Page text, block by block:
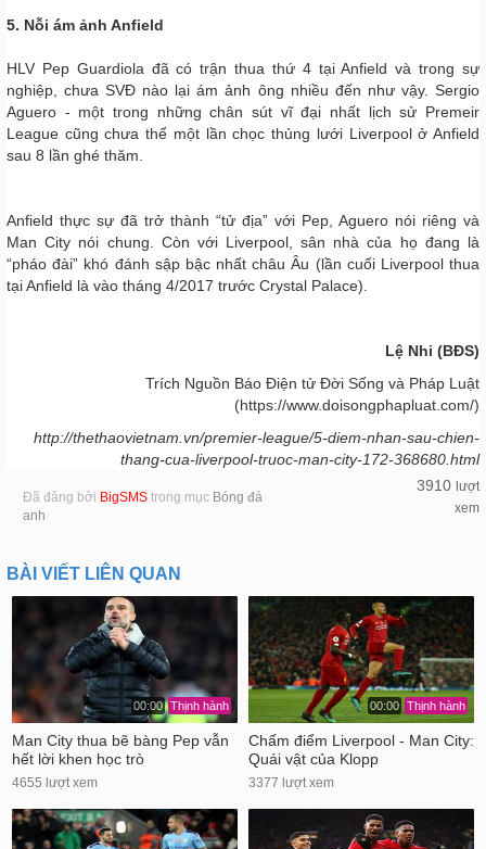
5. Nỗi ám ảnh Anfield
HLV Pep Guardiola đã có trận thua thứ 4 tại Anfield và trong sự
nghiệp, chưa SVĐ nào lại ám ảnh ông nhiều đến như vậy. Sergio
Aguero - một trong những chân sút vĩ đại nhất lịch sử Premeir
League cũng chưa thể một lần chọc thủng lưới Liverpool ở Anfield
sau 8 lần ghé thăm.
Anfield thực sự đã trở thành “tử địa” với Pep, Aguero nói riêng và
Man City nói chung. Còn với Liverpool, sân nhà của họ đang là
“pháo đài” khó đánh sập bậc nhất châu Âu (lần cuối Liverpool thua
tại Anfield là vào tháng 4/2017 trước Crystal Palace).
Lệ Nhi (BĐS)
Trích Nguồn Báo Điện tử Đời Sống và Pháp Luật
(https://www.doisongphapluat.com/)
http://thethaovietnam.vn/premier-league/5-diem-nhan-sau-chien-
thang-cua-liverpool-truoc-man-city-172-368680.html
Đã đăng bởi BigSMS trong mục Bóng đá
anh
3910 lượt
xem
BÀI VIẾT LIÊN QUAN
00:00 Thịnh hành
Man City thua bẽ bàng Pep vẫn
hết lời khen học trò
4655 lượt xem
00:00 Thịnh hành
Chấm điểm Liverpool - Man City:
Quái vật của Klopp
3377 lượt xem